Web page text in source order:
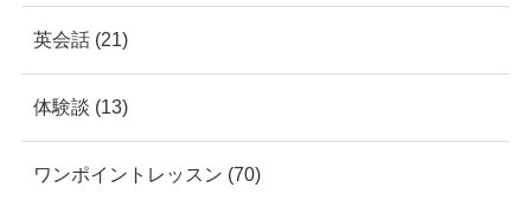
英会話 (21)
体験談 (13)
ワンポイントレッスン (70)